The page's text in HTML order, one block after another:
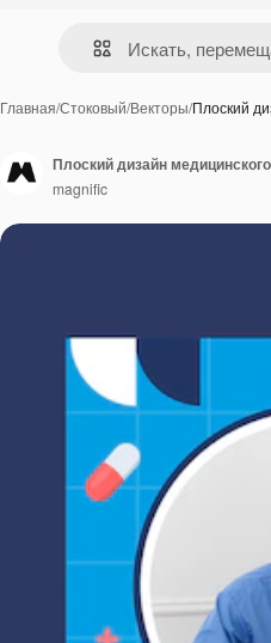
Главная/Стоковый/Векторы/Плоский
Плоский дизайн
magnific